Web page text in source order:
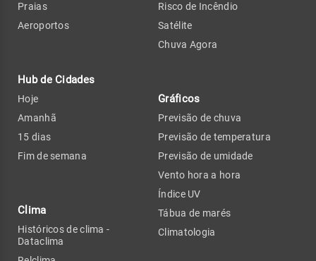
Praias
Aeroportos
Hub de Cidades
Hoje
Amanhã
15 dias
Fim de semana
Clima
Históricos de clima -
Dataclima
Risco de Incêndio
Satélite
Chuva Agora
Gráficos
Previsão de chuva
Previsão de temperatura
Previsão de umidade
Vento hora a hora
Índice UV
Tábua de marés
Climatologia